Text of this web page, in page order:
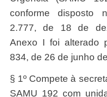
conforme disposto
2.777, de 18 de
Anexo I foi alterado
834, de 26 de junho
§ 1º Compete à
SAMU 192 com